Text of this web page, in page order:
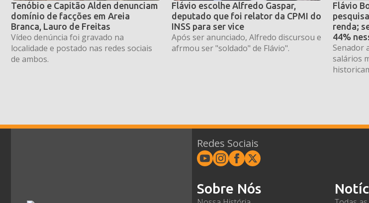
Tenóbio e Capitão Alden denunciam
domínio de facções em Areia
Branca, Lauro de Freitas
Vídeo denúncia foi gravado na
localidade e postado nas redes sociais
de ambos.
Flávio escolhe Alfredo Gaspar,
deputado que foi relator da CPMI do
INSS para ser vice
Após ser anunciado, Alfredo discursou e
afrmou ser "soldado" de Flávio".
Flávio
renda;
44%
Senador
salários
Redes Sociais
Sobre Nós